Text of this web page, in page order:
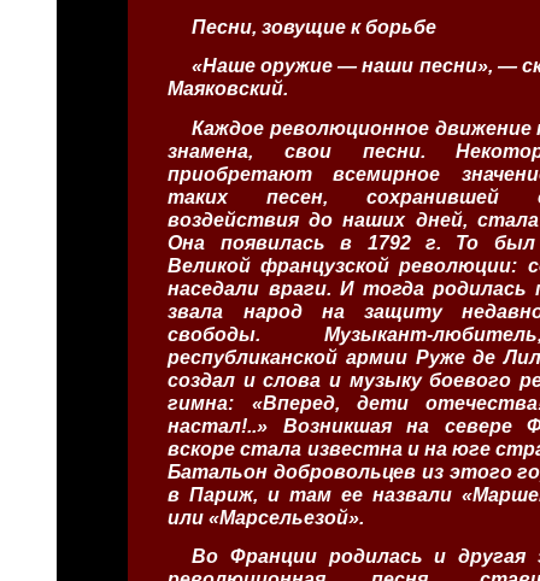
Песни, зовущие к борьбе
«Наше оружие — наши песни», —
Маяковский.
Каждое революционное движение
знамена, свои песни.
приобретают всемирное
таких песен, сохранившей
воздействия до наших дней, стала
Она появилась в 1792 г. То
Великой французской революции:
наседали враги. И тогда родилась
звала народ на защиту
свободы. Музыкант-
республиканской армии Руже де
создал и слова и музыку боевого
гимна: «Вперед, дети
настал!..» Возникшая на севере
вскоре стала известна и на юге
Батальон добровольцев из этого
в Париж, и там ее назвали
или «Марсельезой».
Во Франции родилась и другая